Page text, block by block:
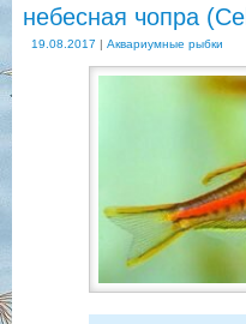
небесная чопра
19.08.2017 | Аквариумные рыбки